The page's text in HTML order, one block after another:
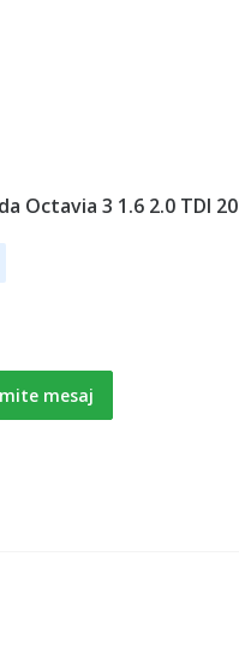
Octavia 3 1.6 2.0 TDI
mesaj